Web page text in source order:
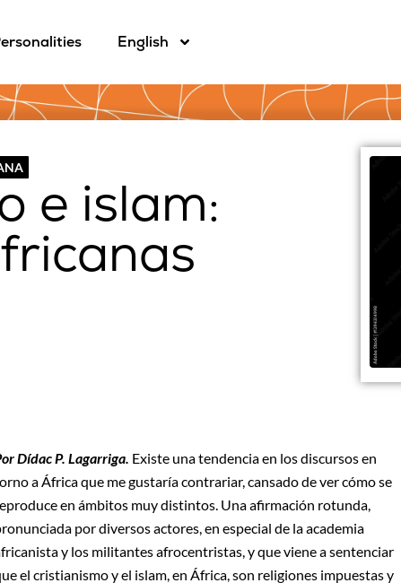
English
e islam:
Dídac P. Lagarriga. Existe una tendencia en los discursos en
a África que me gustaría contrariar, cansado de ver cómo se
en ámbitos muy distintos. Una afirmación rotunda,
por diversos actores, en especial de la academia
y los militantes afrocentristas, y que viene a sentenciar
el cristianismo y el islam, en África, son religiones impuestas y